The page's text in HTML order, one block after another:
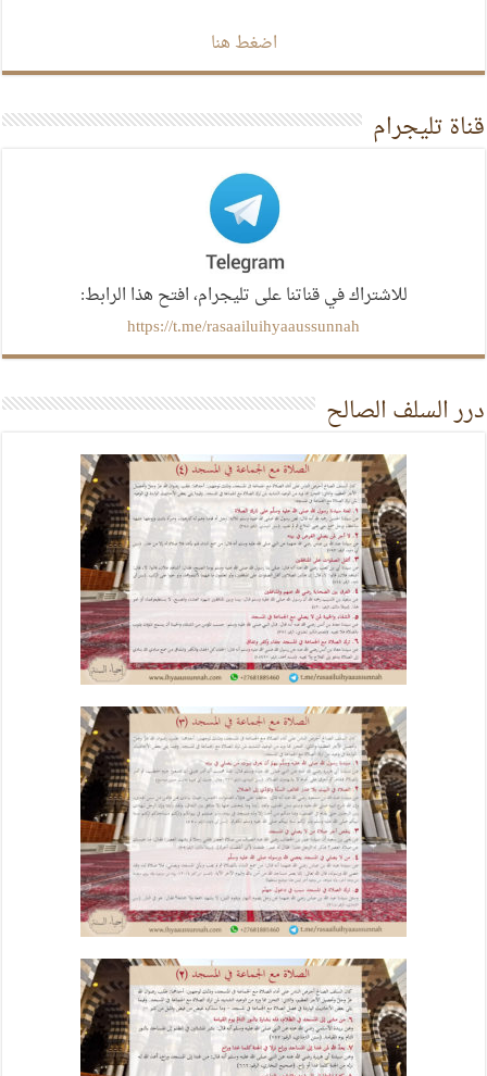
اضغط هنا
قناة تليجرام
للاشتراك في قناتنا على تليجرام، افتح هذا الرابط:
https://t.me/rasaailuihyaaussunnah
درر السلف الصالح